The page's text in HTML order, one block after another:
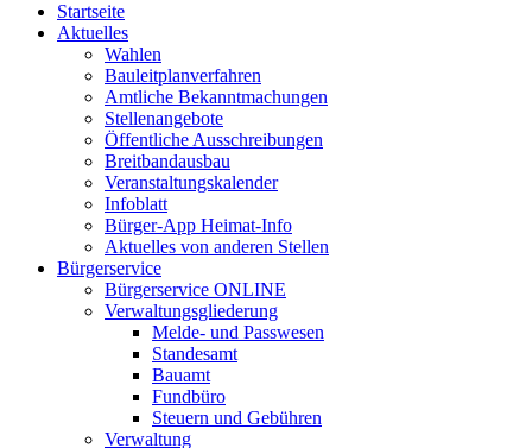
Startseite
Aktuelles
Wahlen
Bauleitplanverfahren
Amtliche Bekanntmachungen
Stellenangebote
Öffentliche Ausschreibungen
Breitbandausbau
Veranstaltungskalender
Infoblatt
Bürger-App Heimat-Info
Aktuelles von anderen Stellen
Bürgerservice
Bürgerservice ONLINE
Verwaltungsgliederung
Melde- und Passwesen
Standesamt
Bauamt
Fundbüro
Steuern und Gebühren
Verwaltung